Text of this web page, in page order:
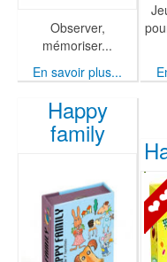
Observer,
mémoriser...
En savoir plus...
Happy
family